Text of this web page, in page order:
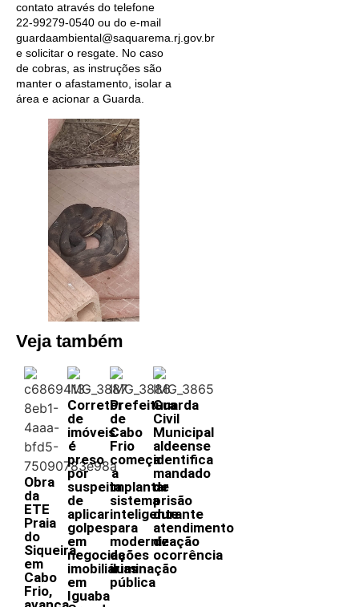
contato através do telefone
22-99279-0540 ou do e-mail
guardaambiental@saquarema.rj.gov.br
e solicitar o resgate. No caso
de cobras, as instruções são
manter o afastamento, isolar a
área e acionar a Guarda.
Veja também
Obra
da
ETE
Praia
do
Siqueira,
em
Cabo
Frio,
Corretor
de
imóveis
é
preso
por
suspeita
de
aplicar
golpes
em
negociações
imobiliárias
em
Iguaba
Prefeitura
de
Cabo
Frio
começa
a
implantar
sistema
inteligente
para
modernização
da
iluminação
pública
Guarda
Civil
Municipal
aldeense
identifica
mandado
de
prisão
durante
atendimento
de
ocorrência